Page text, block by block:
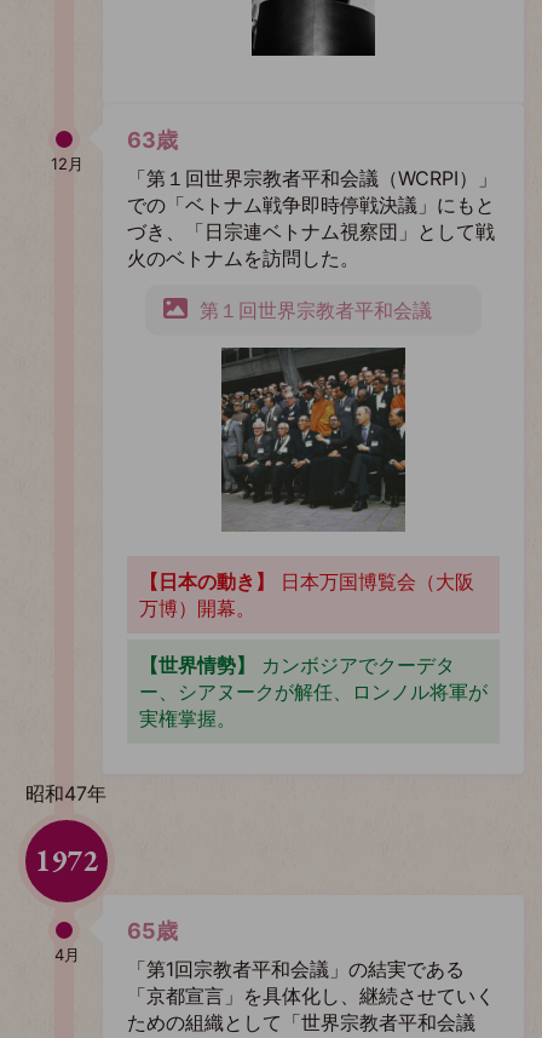
12月
63歳
「第１回世界宗教者平和会議（WCRPI）」
での「ベトナム戦争即時停戦決議」にもと
づき、「日宗連ベトナム視察団」として戦
火のベトナムを訪問した。
第１回世界宗教者平和会議
【日本の動き】
日本万国博覧会（大阪
万博）開幕。
【世界情勢】
カンボジアでクーデタ
ー、シアヌークが解任、ロンノル将軍が
実権掌握。
昭和47年
1972
4月
65歳
「第1回宗教者平和会議」の結実である
「京都宣言」を具体化し、継続させていく
ための組織として「世界宗教者平和会議